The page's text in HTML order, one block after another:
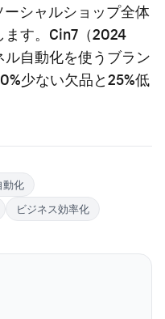
シャルショップ全体
ます。Cin7（2024
自動化を使うブラン
少ない欠品と25%低
動化
ビジネス効率化